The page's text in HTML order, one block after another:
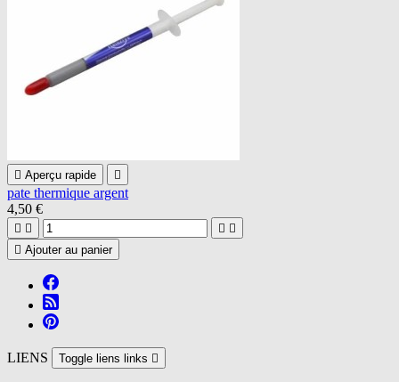
 Aperçu rapide 
pate thermique argent
4,50 €
   
 Ajouter au panier
LIENS Toggle liens links 